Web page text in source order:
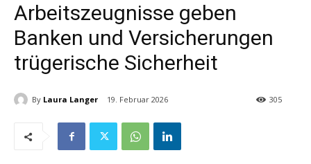
Arbeitszeugnisse geben
Banken und Versicherungen
trügerische Sicherheit
By Laura Langer 19. Februar 2026 305